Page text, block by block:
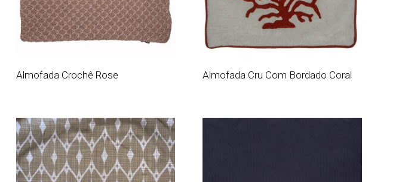
Almofada Crochê Rose Almofada Cru Com Bordado Coral